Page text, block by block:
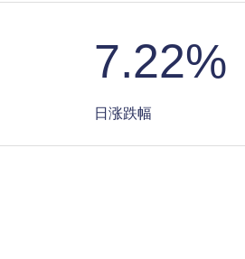
7.22%
日涨跌幅